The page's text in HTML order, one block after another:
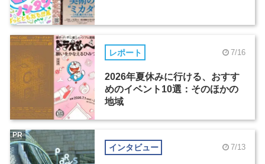
レポート 7/16
2026年夏休みに行ける、おすす
めのイベント10選：そのほかの
地域
インタビュー 7/13
PR